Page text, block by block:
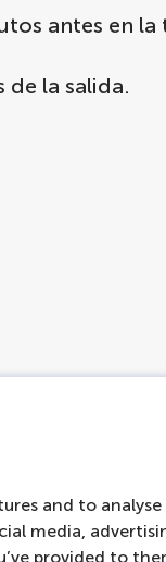
and to analyse
media,
provided to
antes en
de la salida.
e hindi.